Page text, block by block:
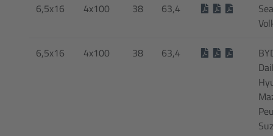
6,5x16 4x100 38 63,4
6,5x16 4x100 38 63,4